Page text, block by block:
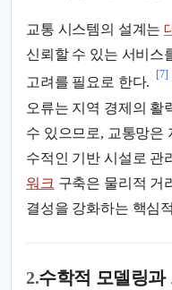
교통 시스템의 설계는
신뢰할 수 있는 서비스
고려를 필요로 한다.
[7]
오류는 지역 경제의 활
수 있으므로, 교통망은
수적인 기반 시설로 관
워크 구축은 물리적 거
결성을 강화하는 핵심
2.수학적 모델링과